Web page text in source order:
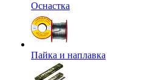
Оснастка
Пайка и наплавка